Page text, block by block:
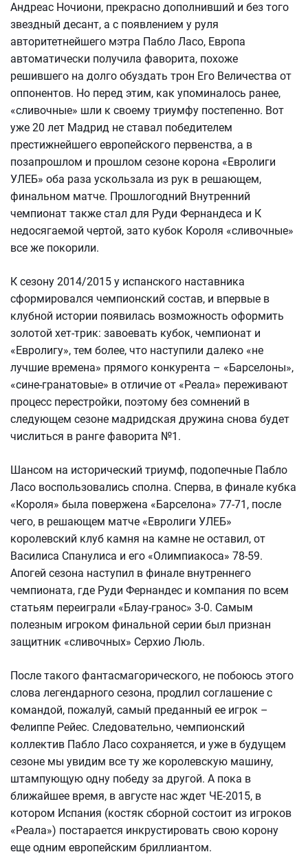
Андреас Ночиони, прекрасно дополнивший и без того
звездный десант, а с появлением у руля
авторитетнейшего мэтра Пабло Ласо, Европа
автоматически получила фаворита, похоже
решившего на долго обуздать трон Его Величества от
оппонентов. Но перед этим, как упоминалось ранее,
«сливочные» шли к своему триумфу постепенно. Вот
уже 20 лет Мадрид не ставал победителем
престижнейшего европейского первенства, а в
позапрошлом и прошлом сезоне корона «Евролиги
УЛЕБ» оба раза ускользала из рук в решающем,
финальном матче. Прошлогодний Внутренний
чемпионат также стал для Руди Фернандеса и К
недосягаемой чертой, зато кубок Короля «сливочные»
все же покорили.
К сезону 2014/2015 у испанского наставника
сформировался чемпионский состав, и впервые в
клубной истории появилась возможность оформить
золотой хет-трик: завоевать кубок, чемпионат и
«Евролигу», тем более, что наступили далеко «не
лучшие времена» прямого конкурента – «Барселоны»,
«сине-гранатовые» в отличие от «Реала» переживают
процесс перестройки, поэтому без сомнений в
следующем сезоне мадридская дружина снова будет
числиться в ранге фаворита №1.
Шансом на исторический триумф, подопечные Пабло
Ласо воспользовались сполна. Сперва, в финале кубка
«Короля» была повержена «Барселона» 77-71, после
чего, в решающем матче «Евролиги УЛЕБ»
королевский клуб камня на камне не оставил, от
Василиса Спанулиса и его «Олимпиакоса» 78-59.
Апогей сезона наступил в финале внутреннего
чемпионата, где Руди Фернандес и компания по всем
статьям переиграли «Блау-гранос» 3-0. Самым
полезным игроком финальной серии был признан
защитник «сливочных» Серхио Люль.
После такого фантасмагорического, не побоюсь этого
слова легендарного сезона, продлил соглашение с
командой, пожалуй, самый преданный ее игрок –
Фелиппе Рейес. Следовательно, чемпионский
коллектив Пабло Ласо сохраняется, и уже в будущем
сезоне мы увидим все ту же королевскую машину,
штампующую одну победу за другой. А пока в
ближайшее время, в августе нас ждет ЧЕ-2015, в
котором Испания (костяк сборной состоит из игроков
«Реала») постарается инкрустировать свою корону
еще одним европейским бриллиантом.